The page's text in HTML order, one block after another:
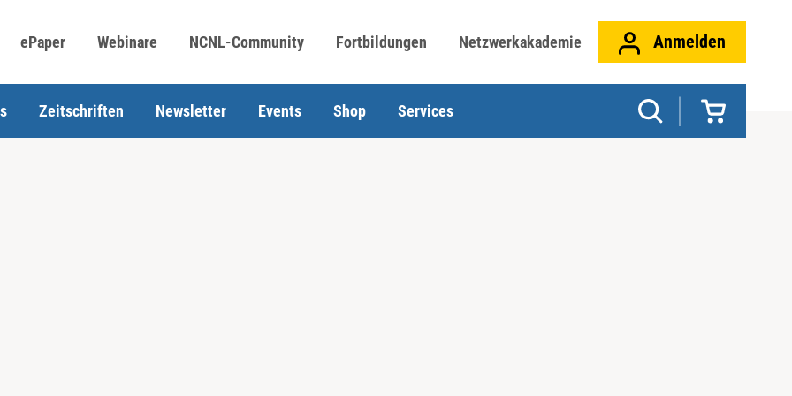
ePaper Webinare NCNL-Community Fortbildungen Netzwerkakademie Anmelden
Zeitschriften Newsletter Events Shop Services